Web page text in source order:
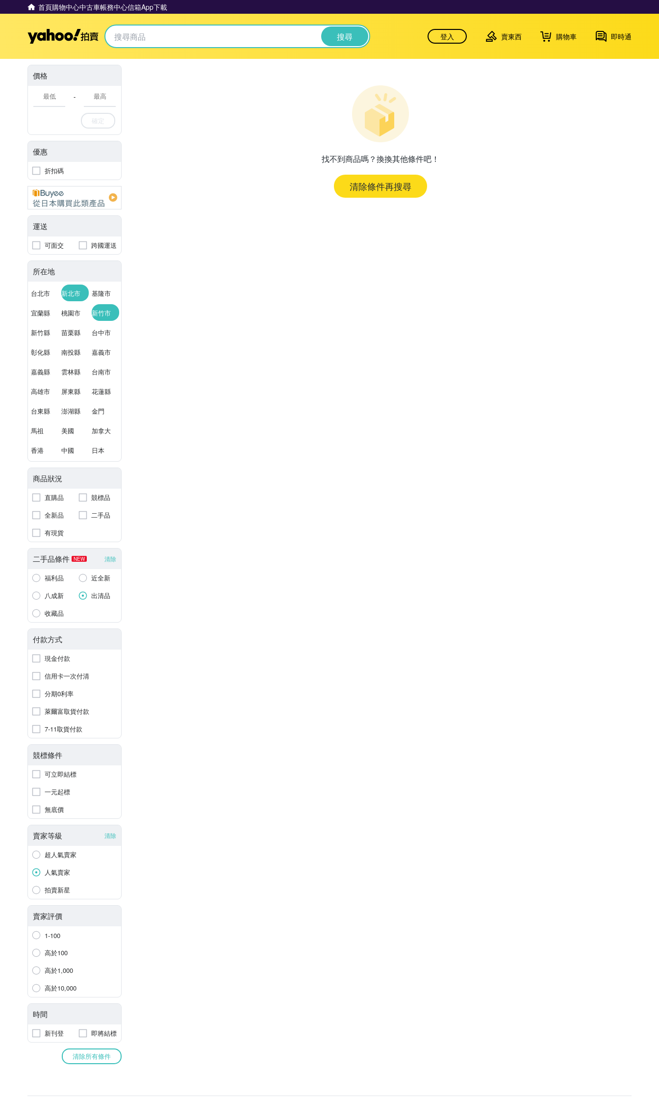
首頁購物中心中古車帳務中心信箱App下載
Yahoo拍賣 搜尋 登入 賣東西 購物車 即時通
價格
-
確定
優惠
折扣碼
運送
可面交 跨國運送
所在地
台北市 新北市 基隆市
宜蘭縣 桃園市 新竹市
新竹縣 苗栗縣 台中市
彰化縣 南投縣 嘉義市
嘉義縣 雲林縣 台南市
高雄市 屏東縣 花蓮縣
台東縣 澎湖縣 金門
馬祖 美國 加拿大
香港 中國 日本
商品狀況
直購品
競標品
全新品
二手品
有現貨
二手品條件 NEW 清除
福利品
近全新
八成新
出清品
收藏品
付款方式
現金付款
信用卡一次付清
分期0利率
萊爾富取貨付款
7-11取貨付款
競標條件
可立即結標
一元起標
無底價
賣家等級 清除
超人氣賣家
人氣賣家
拍賣新星
賣家評價
1-100
高於100
高於1,000
高於10,000
時間
新刊登 即將結標
清除所有條件
找不到商品嗎？換換其他條件吧！
清除條件再搜尋